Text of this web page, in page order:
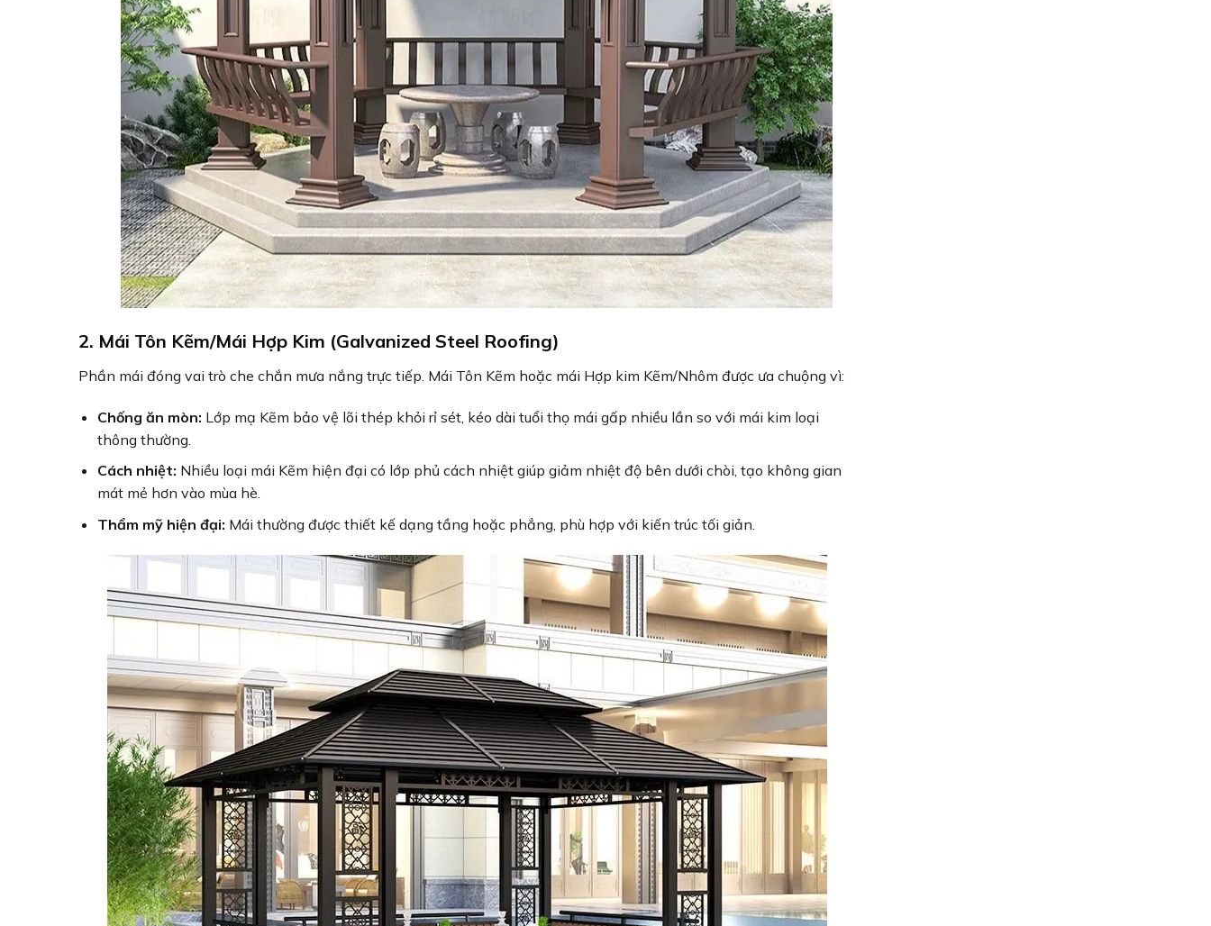
2. Mái Tôn Kẽm/Mái Hợp Kim (Galvanized Steel Roofing)
Phần mái đóng vai trò che chắn mưa nắng trực tiếp. Mái Tôn Kẽm hoặc mái Hợp kim Kẽm/Nhôm được ưa chuộng vì:
Chống ăn mòn: Lớp mạ Kẽm bảo vệ lõi thép khỏi rỉ sét, kéo dài tuổi thọ mái gấp nhiều lần so với mái kim loại
thông thường.
Cách nhiệt: Nhiều loại mái Kẽm hiện đại có lớp phủ cách nhiệt giúp giảm nhiệt độ bên dưới chòi, tạo không gian
mát mẻ hơn vào mùa hè.
Thẩm mỹ hiện đại: Mái thường được thiết kế dạng tầng hoặc phẳng, phù hợp với kiến trúc tối giản.